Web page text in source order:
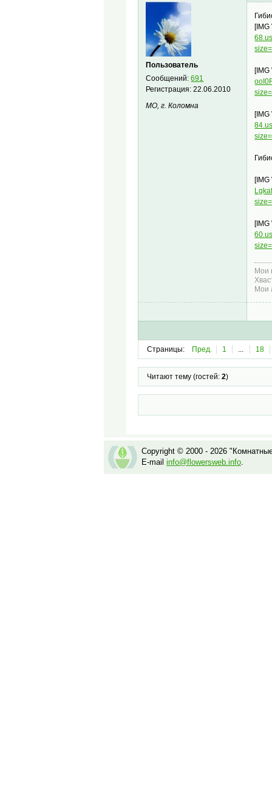
Пользователь
Сообщений:691
Регистрация:22.06.2010
МО, г. Коломна
[IMG
[IMG
[IMG
[IMG
[IMG
Мои
Мои
Страницы: Пред. 1 ... 18
Читают тему (гостей: 2)
Copyright © 2000 - 2026
E-mail info@flowersweb.info.